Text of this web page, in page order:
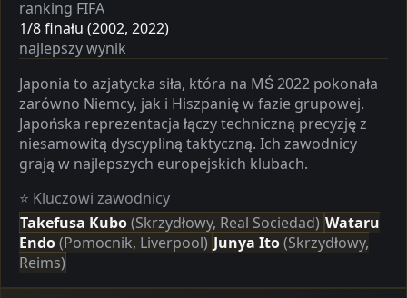
ranking FIFA
1/8 finału (2002, 2022)
najlepszy wynik
Japonia to azjatycka siła, która na MŚ 2022 pokonała
zarówno Niemcy, jak i Hiszpanię w fazie grupowej.
Japońska reprezentacja łączy techniczną precyzję z
niesamowitą dyscypliną taktyczną. Ich zawodnicy
grają w najlepszych europejskich klubach.
⭐ Kluczowi zawodnicy
Takefusa Kubo(Skrzydłowy, Real Sociedad) Wataru
Endo(Pomocnik, Liverpool) Junya Ito(Skrzydłowy,
Reims)